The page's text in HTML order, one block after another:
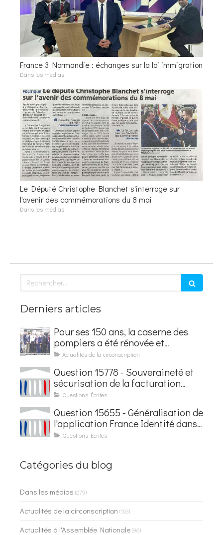
France 3 Normandie : échanges sur la loi immigration
Dans les médias
Le Député Christophe Blanchet s'interroge sur
l'avenir des commémorations du 8 mai
Dans les médias
Rechercher
Derniers articles
Pour ses 150 ans, la caserne des
pompiers a été rénovée et
baptisée au nom d'Hubert
Actualités de la circonscription
Question 15778 - Souveraineté et
sécurisation de la facturation
électronique
Questions Écrites
Question 15655 - Généralisation de
l'application France Identité dans
les contrôles du quotidien
Questions Écrites
Catégories du blog
Dans les médias (279)
Actualités de la circonscription (103)
Actualités à l'Assemblée Nationale(96)